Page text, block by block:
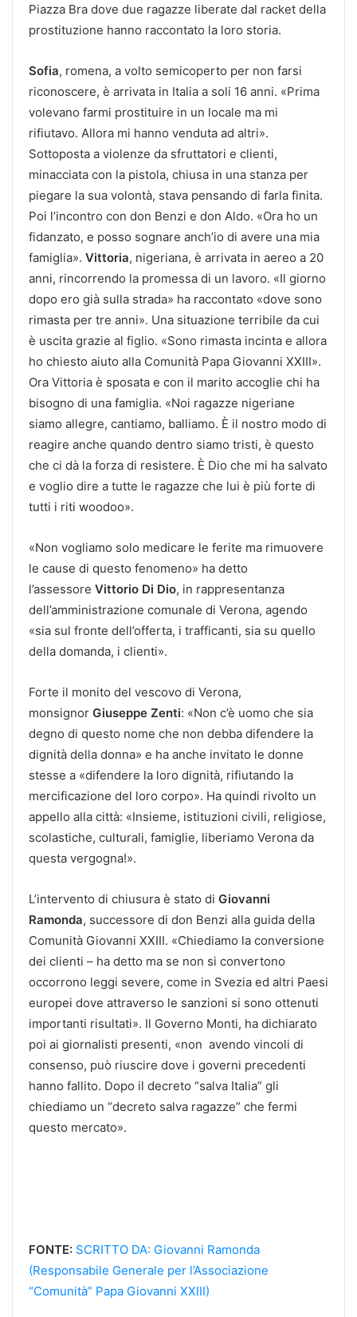
Piazza Bra dove due ragazze liberate dal racket della
prostituzione hanno raccontato la loro storia.
Sofia, romena, a volto semicoperto per non farsi
riconoscere, è arrivata in Italia a soli 16 anni. «Prima
volevano farmi prostituire in un locale ma mi
rifiutavo. Allora mi hanno venduta ad altri».
Sottoposta a violenze da sfruttatori e clienti,
minacciata con la pistola, chiusa in una stanza per
piegare la sua volontà, stava pensando di farla finita.
Poi l’incontro con don Benzi e don Aldo. «Ora ho un
fidanzato, e posso sognare anch’io di avere una mia
famiglia». Vittoria, nigeriana, è arrivata in aereo a 20
anni, rincorrendo la promessa di un lavoro. «Il giorno
dopo ero già sulla strada» ha raccontato «dove sono
rimasta per tre anni». Una situazione terribile da cui
è uscita grazie al figlio. «Sono rimasta incinta e allora
ho chiesto aiuto alla Comunità Papa Giovanni XXIII».
Ora Vittoria è sposata e con il marito accoglie chi ha
bisogno di una famiglia. «Noi ragazze nigeriane
siamo allegre, cantiamo, balliamo. È il nostro modo di
reagire anche quando dentro siamo tristi, è questo
che ci dà la forza di resistere. È Dio che mi ha salvato
e voglio dire a tutte le ragazze che lui è più forte di
tutti i riti woodoo».
«Non vogliamo solo medicare le ferite ma rimuovere
le cause di questo fenomeno» ha detto
l’assessore Vittorio Di Dio, in rappresentanza
dell’amministrazione comunale di Verona, agendo
«sia sul fronte dell’offerta, i trafficanti, sia su quello
della domanda, i clienti».
Forte il monito del vescovo di Verona,
monsignor Giuseppe Zenti: «Non c’è uomo che sia
degno di questo nome che non debba difendere la
dignità della donna» e ha anche invitato le donne
stesse a «difendere la loro dignità, rifiutando la
mercificazione del loro corpo». Ha quindi rivolto un
appello alla città: «Insieme, istituzioni civili, religiose,
scolastiche, culturali, famiglie, liberiamo Verona da
questa vergogna!».
L’intervento di chiusura è stato di Giovanni
Ramonda, successore di don Benzi alla guida della
Comunità Giovanni XXIII. «Chiediamo la conversione
dei clienti – ha detto ma se non si convertono
occorrono leggi severe, come in Svezia ed altri Paesi
europei dove attraverso le sanzioni si sono ottenuti
importanti risultati». Il Governo Monti, ha dichiarato
poi ai giornalisti presenti, «non avendo vincoli di
consenso, può riuscire dove i governi precedenti
hanno fallito. Dopo il decreto “salva Italia” gli
chiediamo un “decreto salva ragazze” che fermi
questo mercato».
FONTE: SCRITTO DA: Giovanni Ramonda
(Responsabile Generale per l’Associazione
“Comunità” Papa Giovanni XXIII)